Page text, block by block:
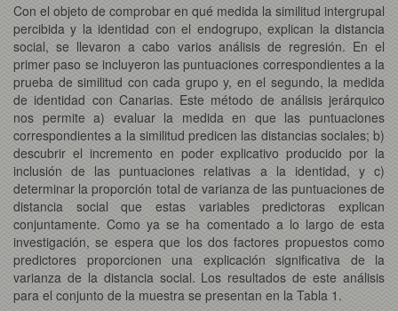
Con el objeto de comprobar en qué medida la similitud intergrupal
percibida y la identidad con el endogrupo, explican la distancia
social, se llevaron a cabo varios análisis de regresión. En el
primer paso se incluyeron las puntuaciones correspondientes a la
prueba de similitud con cada grupo y, en el segundo, la medida
de identidad con Canarias. Este método de análisis jerárquico
nos permite a) evaluar la medida en que las puntuaciones
correspondientes a la similitud predicen las distancias sociales; b)
descubrir el incremento en poder explicativo producido por la
inclusión de las puntuaciones relativas a la identidad, y c)
determinar la proporción total de varianza de las puntuaciones de
distancia social que estas variables predictoras explican
conjuntamente. Como ya se ha comentado a lo largo de esta
investigación, se espera que los dos factores propuestos como
predictores proporcionen una explicación significativa de la
varianza de la distancia social. Los resultados de este análisis
para el conjunto de la muestra se presentan en la Tabla 1.